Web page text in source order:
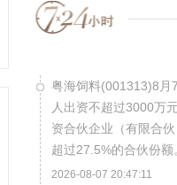
粤海饲料(001313)8月
人出资不超过3000万
资合伙企业（有限合
超过27.5%的合伙份额
2026-08-07 20:47:11